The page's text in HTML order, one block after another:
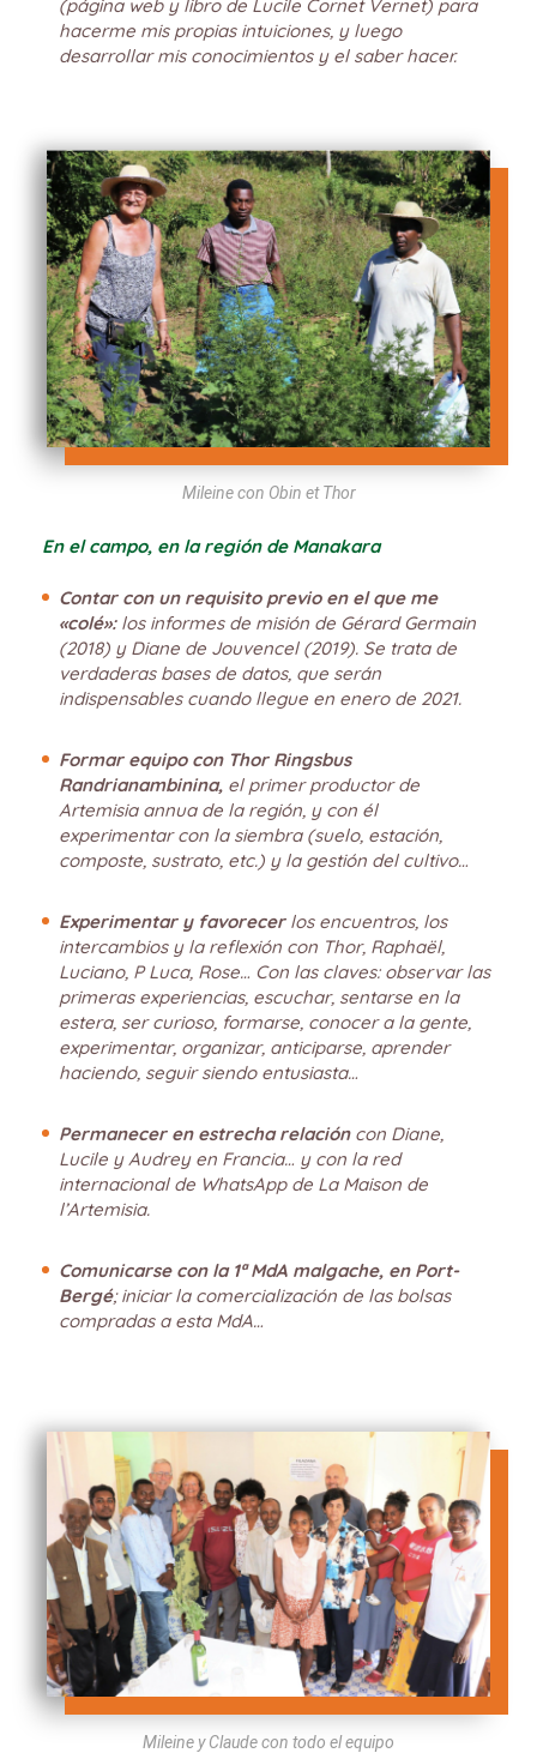
(página web y libro de Lucile Cornet Vernet) para
hacerme mis propias intuiciones, y luego
desarrollar mis conocimientos y el saber hacer.
Mileine con Obin et Thor
En el campo, en la región de Manakara
Contar con un requisito previo en el que me
«colé»:los informes de misión de Gérard Germain
(2018) y Diane de Jouvencel (2019). Se trata de
verdaderas bases de datos, que serán
indispensables cuando llegue en enero de 2021.
Formar equipo con Thor Ringsbus
Randrianambinina, el primer productor de
Artemisia annua de la región, y con él
experimentar con la siembra (suelo, estación,
composte, sustrato, etc.) y la gestión del cultivo…
Experimentar y favorecerlos encuentros, los
intercambios y la reflexión con Thor, Raphaël,
Luciano, P Luca, Rose… Con las claves: observar las
primeras experiencias, escuchar, sentarse en la
estera, ser curioso, formarse, conocer a la gente,
experimentar, organizar, anticiparse, aprender
haciendo, seguir siendo entusiasta…
Permanecer en estrecha relacióncon Diane,
Lucile y Audrey en Francia… y con la red
internacional de WhatsApp de La Maison de
l’Artemisia.
Comunicarse con la 1ª MdA malgache, en Port-
Bergé; iniciar la comercialización de las bolsas
compradas a esta MdA…
Mileine y Claude con todo el equipo